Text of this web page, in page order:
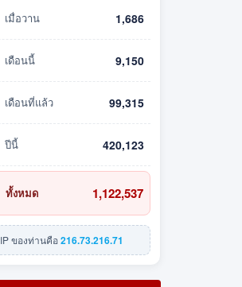
เมื่อวาน 1,686
เดือนนี้ 9,150
เดือนที่แล้ว 99,315
ปีนี้ 420,123
ทั้งหมด 1,122,537
IP ของท่านคือ216.73.216.71